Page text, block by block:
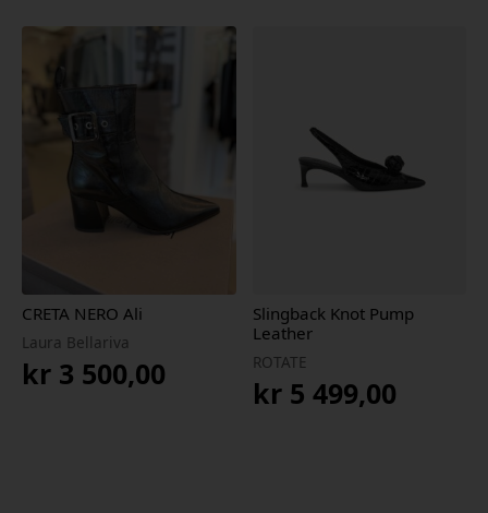
CRETA NERO Ali
Laura Bellariva
kr 3 500,00
Slingback Knot Pump
Leather
ROTATE
kr5 499,00